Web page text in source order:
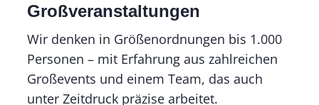
Großveranstaltungen
Wir denken in Größenordnungen bis 1.000
Personen – mit Erfahrung aus zahlreichen
Großevents und einem Team, das auch
unter Zeitdruck präzise arbeitet.